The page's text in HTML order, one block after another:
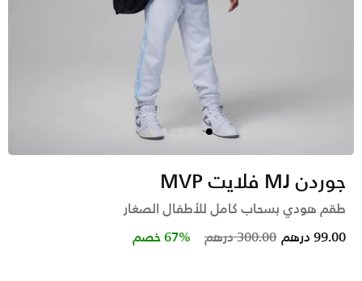
جوردن MJ فلايت MVP
طقم هودي بسحاب كامل للأطفال الصغار
Price reduced from
300.00 درهم to 99.00 درهم 67% خصم